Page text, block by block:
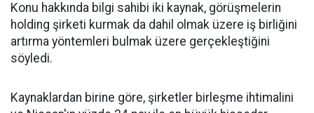
Konu hakkında bilgi sahibi iki kaynak, görüşmelerin
holding şirketi kurmak da dahil olmak üzere iş birliğini
artırma yöntemleri bulmak üzere gerçekleştiğini
söyledi.
Kaynaklardan birine göre, şirketler birleşme ihtimalini